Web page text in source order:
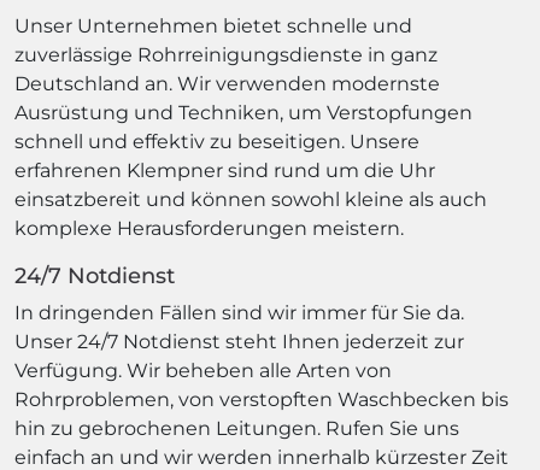
Unser Unternehmen bietet schnelle und
zuverlässige Rohrreinigungsdienste in ganz
Deutschland an. Wir verwenden modernste
Ausrüstung und Techniken, um Verstopfungen
schnell und effektiv zu beseitigen. Unsere
erfahrenen Klempner sind rund um die Uhr
einsatzbereit und können sowohl kleine als auch
komplexe Herausforderungen meistern.
24/7 Notdienst
In dringenden Fällen sind wir immer für Sie da.
Unser 24/7 Notdienst steht Ihnen jederzeit zur
Verfügung. Wir beheben alle Arten von
Rohrproblemen, von verstopften Waschbecken bis
hin zu gebrochenen Leitungen. Rufen Sie uns
einfach an und wir werden innerhalb kürzester Zeit